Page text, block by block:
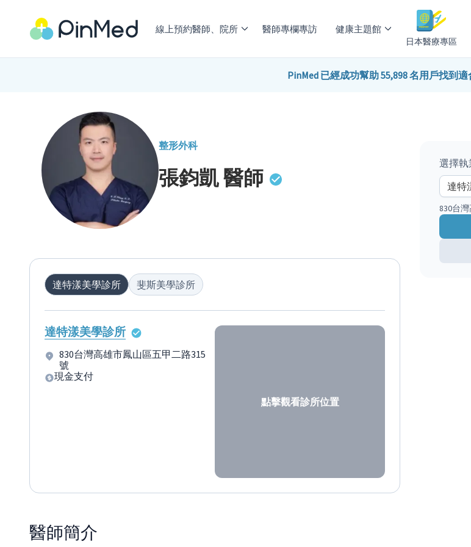
線上預約醫師、院所 醫師專欄專訪 健康主題館
日本醫療專區
PinMed 已經成功幫助 55,898 名用戶找到
整形外科
張鈞凱醫師
達特漾美學診所 斐斯美學診所
達特漾美學診所
830台灣高雄市鳳山區五甲二路315
號
現金支付
點擊觀看診所位置
醫師簡介
選擇
830台